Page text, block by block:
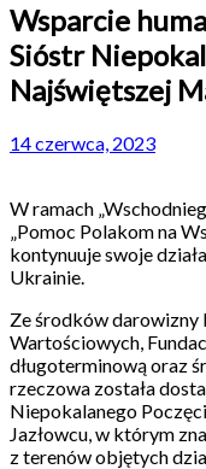
Wsparcie
Sióstr
Najświętszej
14 czerwca, 2023
W ramach
„Pomoc Polakom na
kontynuuje swoje
Ukrainie.
Ze środków
Wartościowych,
długoterminową oraz
rzeczowa została
Niepokalanego
Jazłowcu, w którym
z terenów objętych